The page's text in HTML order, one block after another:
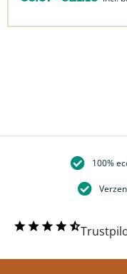
100%